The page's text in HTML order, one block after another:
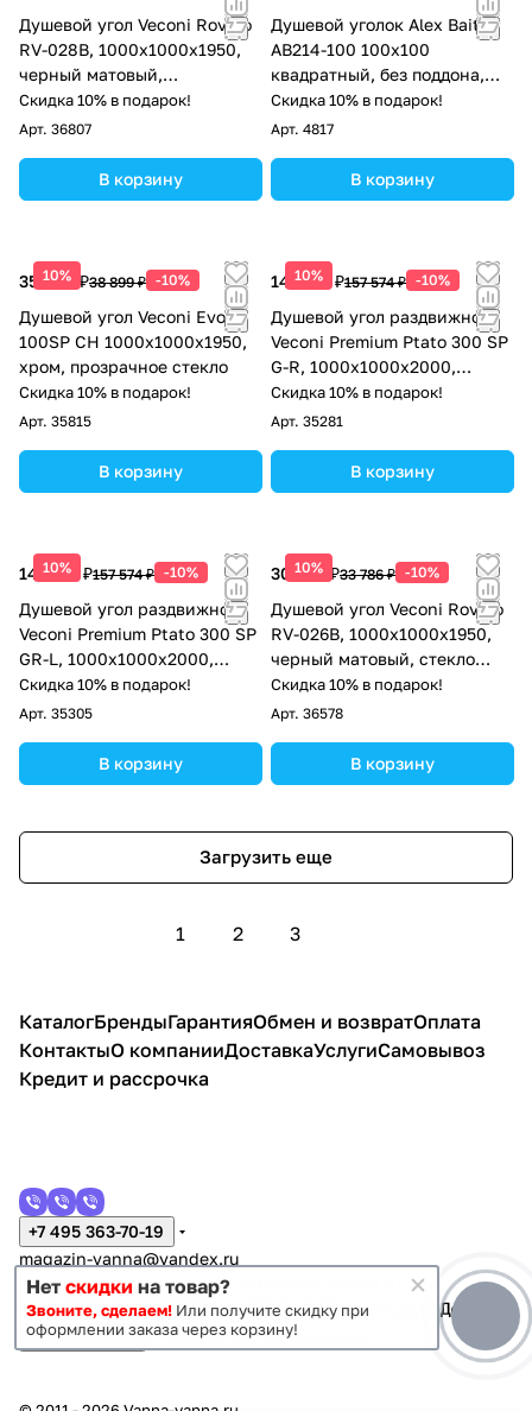
Душевой угол Veconi Rovigo
RV-028B, 1000х1000х1950,
черный матовый,
прозрачное стекло
Скидка 10% в подарок!
Арт. 36807
В корзину
Душевой уголок Alex Baitler
AB214-100 100х100
квадратный, без поддона,
прозрачное стекло, хром
Скидка 10% в подарок!
Арт. 4817
В корзину
10%
35 009 ₽38 899 ₽ -10%
Душевой угол Veconi Evo
100SP CH 1000х1000x1950,
хром, прозрачное стекло
Скидка 10% в подарок!
Арт. 35815
В корзину
10%
141 817 ₽157 574 ₽ -10%
Душевой угол раздвижной
Veconi Premium Ptato 300 SP
G-R, 1000х1000x2000,
золото брашированный,
стекло прозрачное
Скидка 10% в подарок!
Арт. 35281
В корзину
10%
141 817 ₽157 574 ₽ -10%
Душевой угол раздвижной
Veconi Premium Ptato 300 SP
GR-L, 1000х1000x2000,
брашированный графит,
стекло прозрачное
Скидка 10% в подарок!
Арт. 35305
В корзину
10%
30 407 ₽33 786 ₽ -10%
Душевой угол Veconi Rovigo
RV-026B, 1000х1000х1950,
черный матовый, стекло
прозрачное
Скидка 10% в подарок!
Арт. 36578
В корзину
Загрузить еще
1 2 3
КаталогБрендыГарантияОбмен и возвратОплата
КонтактыО компанииДоставкаУслугиСамовывоз
Кредит и рассрочка
+7 495 363-70-19
magazin-vanna@yandex.ru
г. Москва, Митино, улица Пятницкое шоссе 47
Темная тема Конфиденциальность
Нет скидки на товар?
Звоните, сделаем! Или получите скидку при
оформлении заказа через корзину!